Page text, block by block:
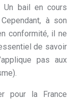
Un bail en cours
à son
conformité, il ne
de savoir
pas aux
pour la France